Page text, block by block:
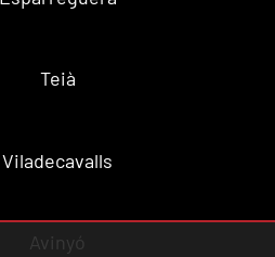
Teià
Viladecavalls
Avinyó